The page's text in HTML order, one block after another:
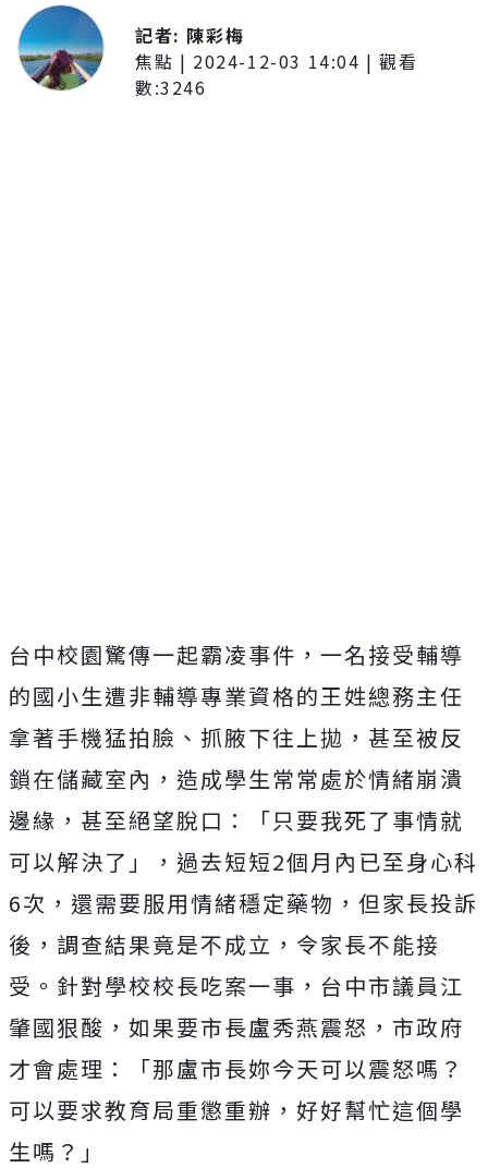
記者: 陳彩梅
焦點 | 2024-12-03 14:04 | 觀看
數:3246
台中校園驚傳一起霸凌事件，一名接受輔導
的國小生遭非輔導專業資格的王姓總務主任
拿著手機猛拍臉、抓腋下往上拋，甚至被反
鎖在儲藏室內，造成學生常常處於情緒崩潰
邊緣，甚至絕望脫口：「只要我死了事情就
可以解決了」，過去短短2個月內已至身心科
6次，還需要服用情緒穩定藥物，但家長投訴
後，調查結果竟是不成立，令家長不能接
受。針對學校校長吃案一事，台中市議員江
肇國狠酸，如果要市長盧秀燕震怒，市政府
才會處理：「那盧市長妳今天可以震怒嗎？
可以要求教育局重懲重辦，好好幫忙這個學
生嗎？」